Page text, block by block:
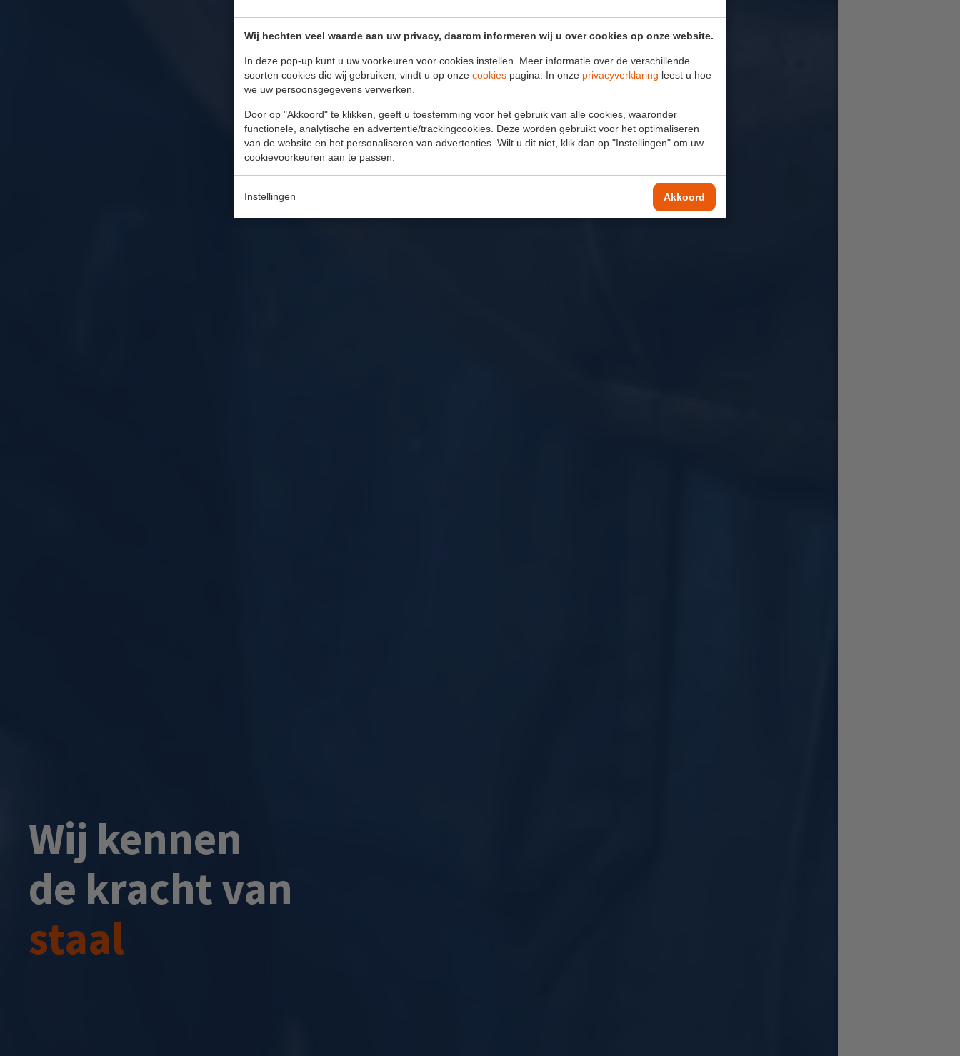
Wij hechten veel waarde aan uw privacy, daarom informeren wij u over cookies op onze website.
In deze pop-up kunt u uw voorkeuren voor cookies instellen. Meer informatie over de verschillende
soorten cookies die wij gebruiken, vindt u op onze cookies pagina. In onze privacyverklaring leest u hoe
we uw persoonsgegevens verwerken.
Door op "Akkoord" te klikken, geeft u toestemming voor het gebruik van alle cookies, waaronder
functionele, analytische en advertentie/trackingcookies. Deze worden gebruikt voor het optimaliseren
van de website en het personaliseren van advertenties. Wilt u dit niet, klik dan op "Instellingen" om uw
cookievoorkeuren aan te passen.
Instellingen Akkoord
Wij kennen
de kracht van
staal